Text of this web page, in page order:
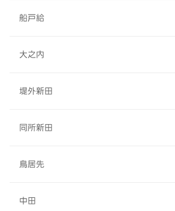
船戸給
大之内
堤外新田
同所新田
鳥居先
中田